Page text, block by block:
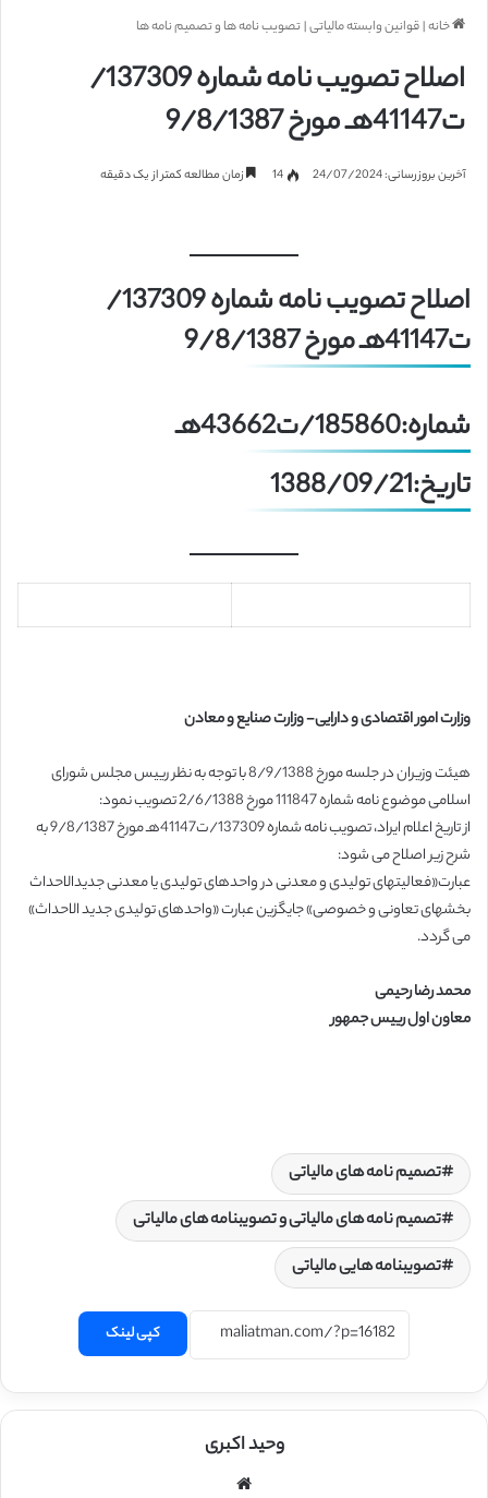
خانه|قوانین وابسته مالیاتی|تصویب نامه ها و تصمیم نامه ها
اصلاح تصویب نامه شماره 137309/
ت41147هـ مورخ 9/8/1387
آخرین بروزرسانی: 24/07/2024 14 زمان مطالعه کمتر از یک دقیقه
اصلاح تصویب نامه شماره 137309/
ت41147هـ مورخ 9/8/1387
شماره:185860/ت43662هـ
تاریخ:1388/09/21
وزارت امور اقتصادی و دارایی- وزارت صنایع و معادن
هیئت وزیران در جلسه مورخ 8/9/1388 با توجه به نظر رییس مجلس شورای
اسلامی موضوع نامه شماره 111847 مورخ 2/6/1388 تصویب نمود:
از تاریخ اعلام ایراد، تصویب نامه شماره 137309/ت41147هـ مورخ 9/8/1387 به
شرح زیر اصلاح می شود:
عبارت«فعالیتهای تولیدی و معدنی در واحدهای تولیدی یا معدنی جدیدالاحداث
بخشهای تعاونی و خصوصی» جایگزین عبارت «واحدهای تولیدی جدید الاحداث»
می گردد.
محمد رضا رحیمی
معاون اول رییس جمهور
تصمیم نامه های مالیاتی
تصمیم نامه های مالیاتی و تصویبنامه های مالیاتی
تصویبنامه هایی مالیاتی
کپی لینک
وحید اکبری